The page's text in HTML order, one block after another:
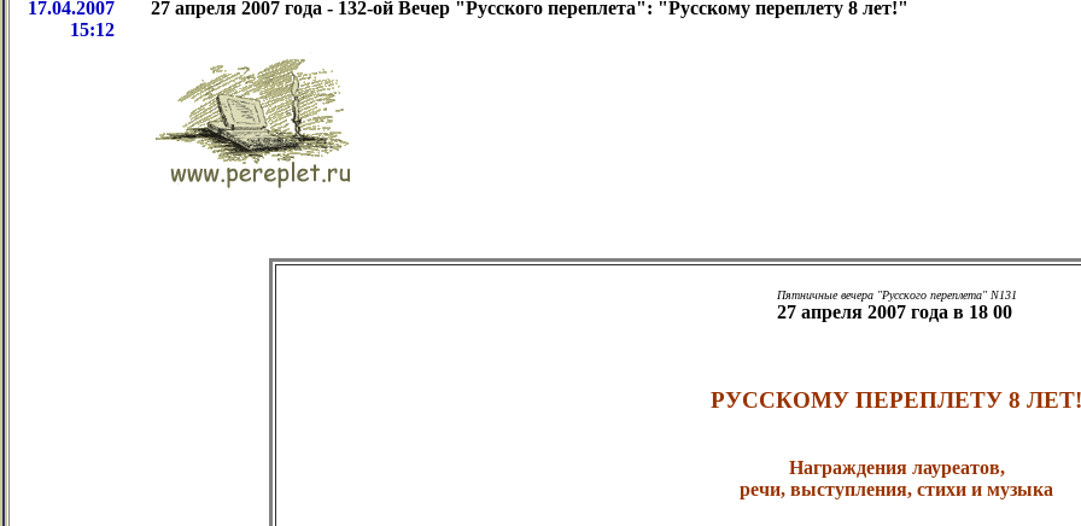
17.04.2007
15:12
27 апреля 2007 года - 132-ой Вечер "Русского переплета": "Русскому переплету 8 лет!"
Пятничные вечера "Русского переплета" N131
27 апреля 2007 года в 18 00
РУССКОМУ ПЕРЕПЛЕТУ 8 ЛЕТ!
Награждения лауреатов,
речи, выступления, стихи и музыка